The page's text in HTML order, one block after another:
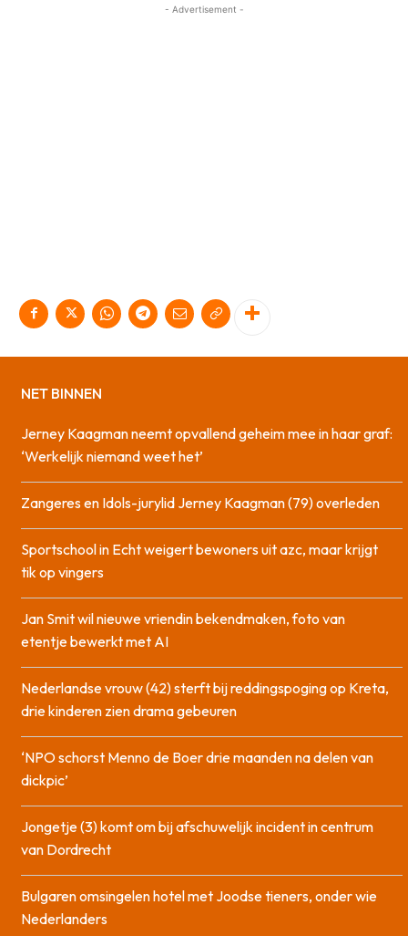
- Advertisement -
NET BINNEN
Jerney Kaagman neemt opvallend geheim mee in haar graf:
‘Werkelijk niemand weet het’
Zangeres en Idols-jurylid Jerney Kaagman (79) overleden
Sportschool in Echt weigert bewoners uit azc, maar krijgt
tik op vingers
Jan Smit wil nieuwe vriendin bekendmaken, foto van
etentje bewerkt met AI
Nederlandse vrouw (42) sterft bij reddingspoging op Kreta,
drie kinderen zien drama gebeuren
‘NPO schorst Menno de Boer drie maanden na delen van
dickpic’
Jongetje (3) komt om bij afschuwelijk incident in centrum
van Dordrecht
Bulgaren omsingelen hotel met Joodse tieners, onder wie
Nederlanders